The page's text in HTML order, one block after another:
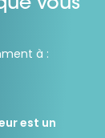
vous
à :
est un